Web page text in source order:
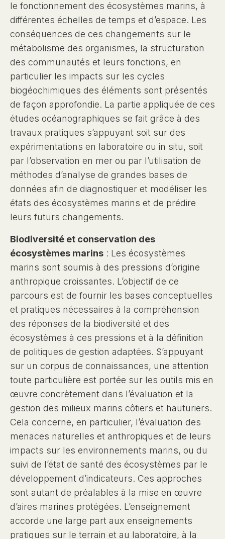
le fonctionnement des écosystèmes marins, à
différentes échelles de temps et d’espace. Les
conséquences de ces changements sur le
métabolisme des organismes, la structuration
des communautés et leurs fonctions, en
particulier les impacts sur les cycles
biogéochimiques des éléments sont présentés
de façon approfondie. La partie appliquée de ces
études océanographiques se fait grâce à des
travaux pratiques s’appuyant soit sur des
expérimentations en laboratoire ou in situ, soit
par l’observation en mer ou par l’utilisation de
méthodes d’analyse de grandes bases de
données afin de diagnostiquer et modéliser les
états des écosystèmes marins et de prédire
leurs futurs changements.
Biodiversité et conservation des
écosystèmes marins : Les écosystèmes
marins sont soumis à des pressions d’origine
anthropique croissantes. L’objectif de ce
parcours est de fournir les bases conceptuelles
et pratiques nécessaires à la compréhension
des réponses de la biodiversité et des
écosystèmes à ces pressions et à la définition
de politiques de gestion adaptées. S’appuyant
sur un corpus de connaissances, une attention
toute particulière est portée sur les outils mis en
œuvre concrètement dans l’évaluation et la
gestion des milieux marins côtiers et hauturiers.
Cela concerne, en particulier, l’évaluation des
menaces naturelles et anthropiques et de leurs
impacts sur les environnements marins, ou du
suivi de l’état de santé des écosystèmes par le
développement d’indicateurs. Ces approches
sont autant de préalables à la mise en œuvre
d’aires marines protégées. L’enseignement
accorde une large part aux enseignements
pratiques sur le terrain et au laboratoire, à la